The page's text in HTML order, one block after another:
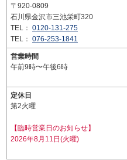
〒920-0809
石川県金沢市三池栄町320
TEL： 0120-131-275
TEL： 076-253-1841
営業時間
午前9時〜午後6時
定休日
第2火曜
【臨時営業日のお知らせ】
2026年8月11日(火曜)